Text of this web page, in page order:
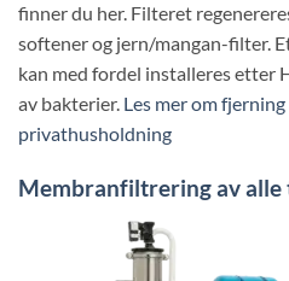
finner du her. Filteret
softener og jern/mangan-filter.
kan med fordel installeres etter
av bakterier. Les mer om
privathusholdning
Membranfiltrering av alle